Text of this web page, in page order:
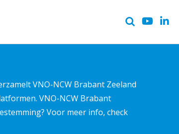
VNO-NCW Brabant Zeeland
VNO-NCW Brabant
Voor meer info, check